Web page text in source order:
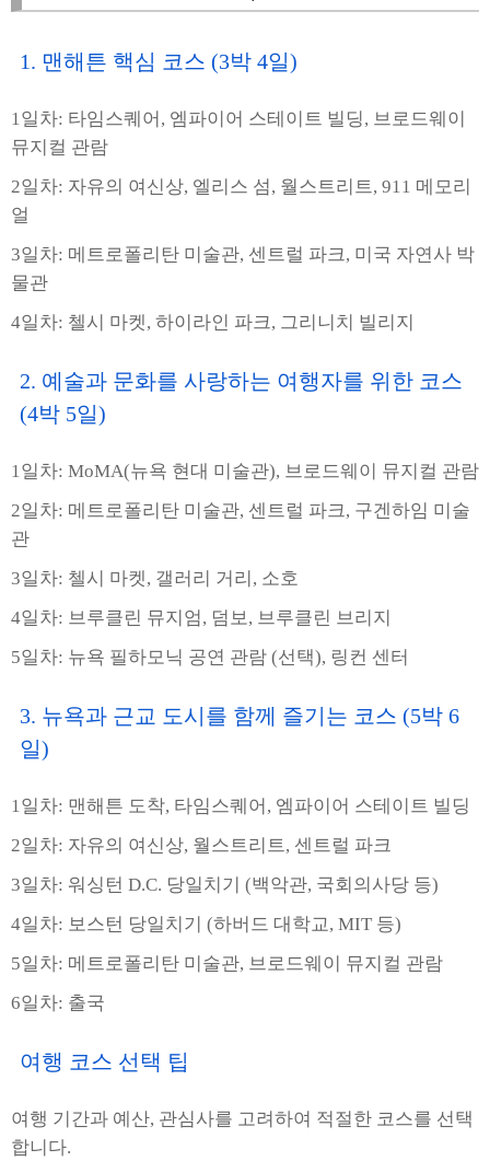
1. 맨해튼 핵심 코스 (3박 4일)
1일차: 타임스퀘어, 엠파이어 스테이트 빌딩, 브로드웨이
뮤지컬 관람
2일차: 자유의 여신상, 엘리스 섬, 월스트리트, 911 메모리
얼
3일차: 메트로폴리탄 미술관, 센트럴 파크, 미국 자연사 박
물관
4일차: 첼시 마켓, 하이라인 파크, 그리니치 빌리지
2. 예술과 문화를 사랑하는 여행자를 위한 코스
(4박 5일)
1일차: MoMA(뉴욕 현대 미술관), 브로드웨이 뮤지컬 관람
2일차: 메트로폴리탄 미술관, 센트럴 파크, 구겐하임 미술
관
3일차: 첼시 마켓, 갤러리 거리, 소호
4일차: 브루클린 뮤지엄, 덤보, 브루클린 브리지
5일차: 뉴욕 필하모닉 공연 관람 (선택), 링컨 센터
3. 뉴욕과 근교 도시를 함께 즐기는 코스 (5박 6
일)
1일차: 맨해튼 도착, 타임스퀘어, 엠파이어 스테이트 빌딩
2일차: 자유의 여신상, 월스트리트, 센트럴 파크
3일차: 워싱턴 D.C. 당일치기 (백악관, 국회의사당 등)
4일차: 보스턴 당일치기 (하버드 대학교, MIT 등)
5일차: 메트로폴리탄 미술관, 브로드웨이 뮤지컬 관람
6일차: 출국
여행 코스 선택 팁
여행 기간과 예산, 관심사를 고려하여 적절한 코스를 선택
합니다.